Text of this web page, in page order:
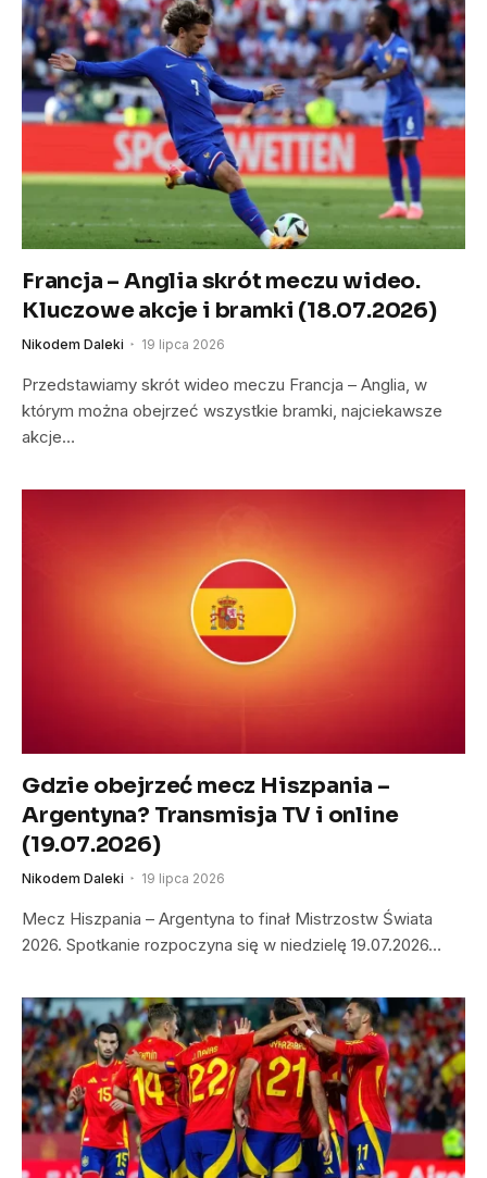
Francja – Anglia skrót meczu wideo.
Kluczowe akcje i bramki (18.07.2026)
Nikodem Daleki 19 lipca 2026
Przedstawiamy skrót wideo meczu Francja – Anglia, w
którym można obejrzeć wszystkie bramki, najciekawsze
akcje…
Gdzie obejrzeć mecz Hiszpania –
Argentyna? Transmisja TV i online
(19.07.2026)
Nikodem Daleki 19 lipca 2026
Mecz Hiszpania – Argentyna to finał Mistrzostw Świata
2026. Spotkanie rozpoczyna się w niedzielę 19.07.2026…